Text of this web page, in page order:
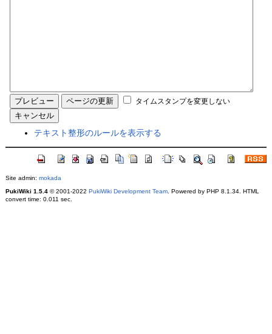
タイムスタンプを変更しない
テキスト整形のルールを表示する
Site admin: mokada
PukiWiki 1.5.4© 2001-2022 PukiWiki Development Team. Powered by PHP 8.1.34. HTML
convert time: 0.011 sec.